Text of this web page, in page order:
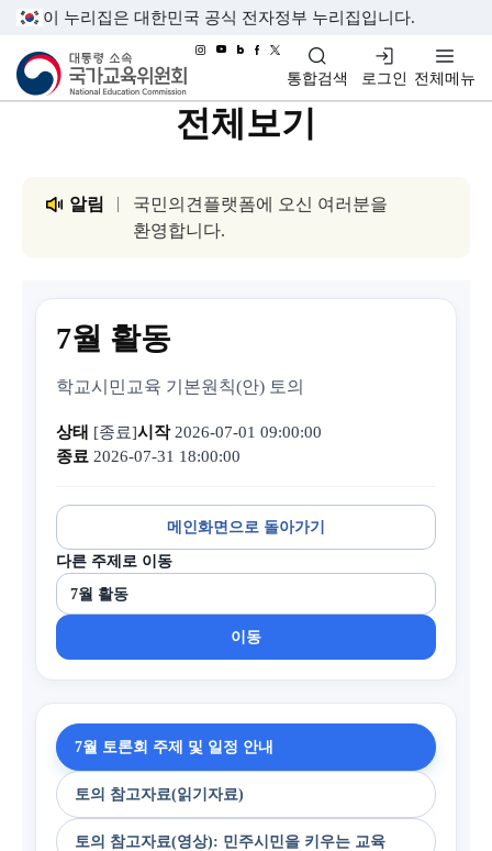
이 누리집은 대한민국 공식 전자정부 누리집입니다.
대통령소속 국가교육위원회
통합검색 로그인 전체메뉴
전체보기
알림
국민의견플랫폼에 오신 여러분을
환영합니다.
7월 활동
학교시민교육 기본원칙(안) 토의
상태 [종료]시작2026-07-01 09:00:00
종료 2026-07-31 18:00:00
메인화면으로 돌아가기
다른 주제로 이동
이동
7월 토론회 주제 및 일정 안내
토의 참고자료(읽기자료)
토의 참고자료(영상): 민주시민을 키우는 교육